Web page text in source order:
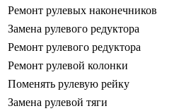
Ремонт рулевых наконечников
Замена рулевого редуктора
Ремонт рулевого редуктора
Ремонт рулевой колонки
Поменять рулевую рейку
Замена рулевой тяги